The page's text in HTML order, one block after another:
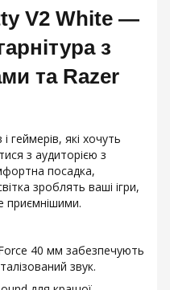
V2 White —
з
та Razer
геймерів, які хочуть
з аудиторією з
посадка,
зроблять ваші ігри,
приємнішими.
40 мм забезпечують
звук.